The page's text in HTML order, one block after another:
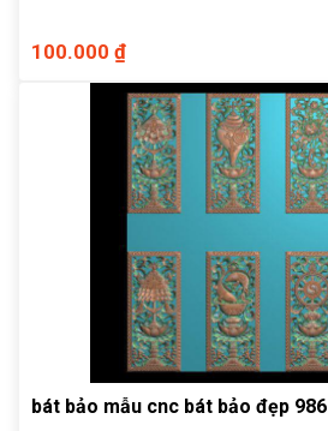
100.000 ₫
bát bảo mẫu cnc bát bảo đẹp 986